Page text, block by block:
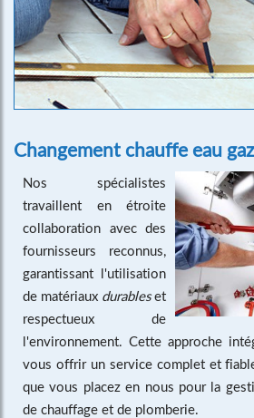
Changement chauffe eau
Nos spécialistes
travaillent en étroite
collaboration avec des
fournisseurs reconnus,
garantissant l'utilisation
de matériaux durableset
respectueux de
l'environnement. Cette approche
vous offrir un service complet et
que vous placez en nous pour la
de chauffage et de plomberie.